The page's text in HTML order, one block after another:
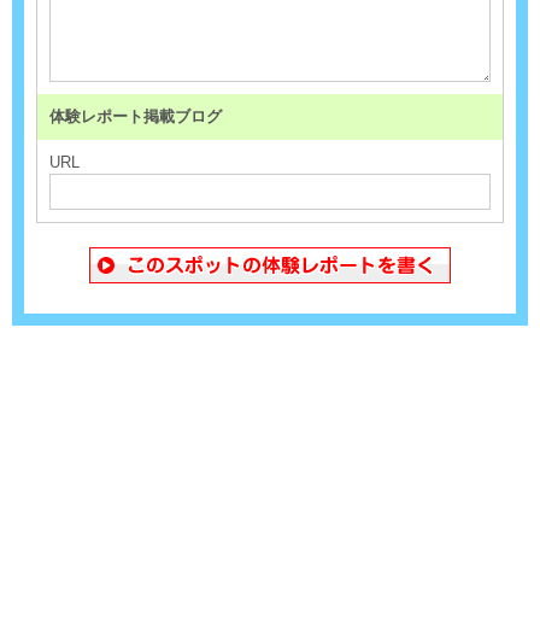
体験レポート掲載ブログ
URL